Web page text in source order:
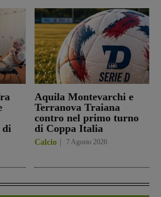
di
Aquila Montevarchi e
Terranova Traiana
contro nel primo turno
di Coppa Italia
Calcio 7 Agosto 2026